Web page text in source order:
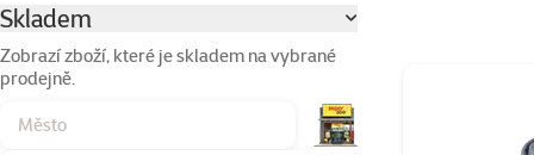
Skladem
Zobrazí zboží, které je skladem na vybrané
prodejně.